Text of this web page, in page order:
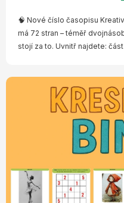
🧠 Nové číslo časopisu
má 72 stran – téměř
stojí za to. Uvnitř najdete: